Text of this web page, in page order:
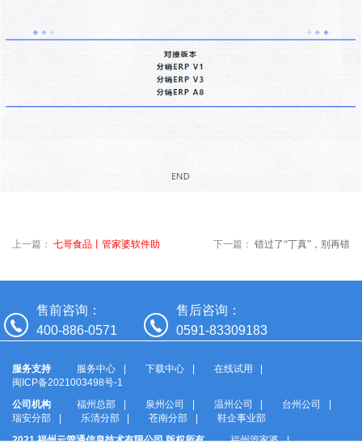
上一篇： 七哥食品丨管家婆软件助 下一篇： 错过了“丁真”，别再错
售前咨询：
400-886-0571
售后咨询：
0591-83309183
服务支持 服务中心 下载中心
在线试用
闽ICP备2021003498号-1
公司机构
福州总部 泉州公司 温州公司
台州公司
瑞安分部
乐清分部 苍南分部
鞋企事业部
2021 福州云管通信息技术有限公司 版权所有
福州管家婆